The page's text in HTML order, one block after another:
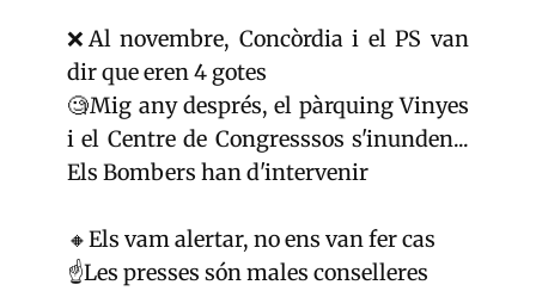
❌Al novembre, Concòrdia i el PS van
dir que eren 4 gotes
🧐Mig any després, el pàrquing Vinyes
i el Centre de Congresssos s'inunden...
Els Bombers han d'intervenir
🔸Els vam alertar, no ens van fer cas
☝️Les presses són males conselleres